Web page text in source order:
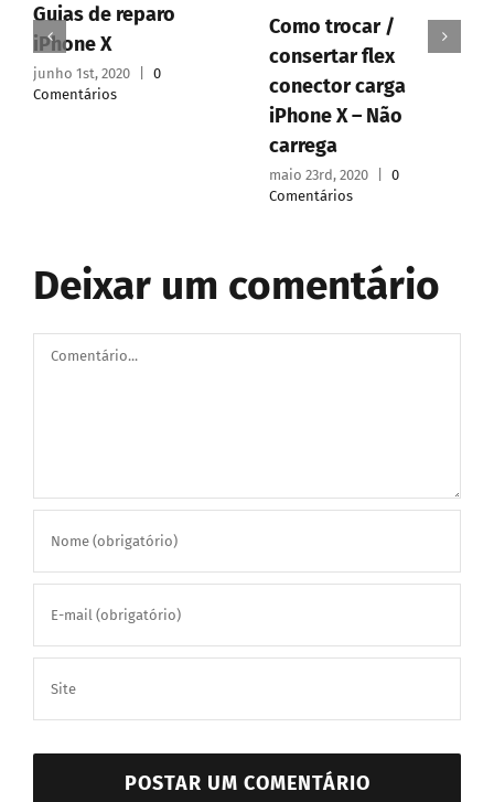
Guias de reparo
iPhone X
junho 1st, 2020
0
Comentários
Como trocar /
consertar flex
conector carga
iPhone X – Não
carrega
maio 23rd, 2020
0
Comentários
Deixar um comentário
Comentário